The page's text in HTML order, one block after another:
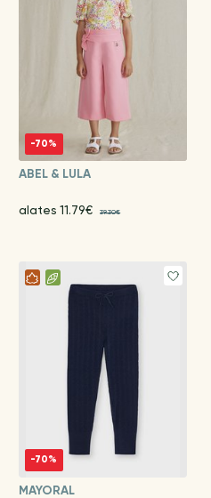
-70%
ABEL & LULA
alates 11.79€ 39.30€
-70%
MAYORAL